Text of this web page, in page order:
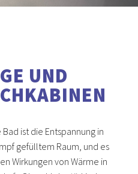
UND
ist die Entspannung in
gefülltem Raum, und es
Wirkungen von Wärme in